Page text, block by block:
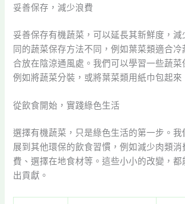
妥善保存，減少浪費
妥善保存有機蔬菜，可以延長其新鮮度，減
同的蔬菜保存方法不同，例如葉菜類適合
合放在陰涼通風處。我們可以學習一些蔬菜
例如將蔬菜分裝，或將葉菜類用紙巾包起來
從飲食開始，實踐綠色生活
選擇有機蔬菜，只是綠色生活的第一步。我
展到其他環保的飲食習慣，例如減少肉類消
費、選擇在地食材等。這些小小的改變，都
出貢獻。